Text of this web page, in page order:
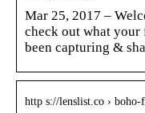
Mar 25, 2017 –
check out what
been capturing &
http s://lenslist.co › boho-